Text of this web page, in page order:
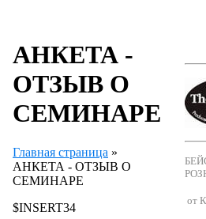
АНКЕТА -
ОТЗЫВ О
СЕМИНАРЕ
Главная страница »
АНКЕТА - ОТЗЫВ О
СЕМИНАРЕ
$INSERT34
от